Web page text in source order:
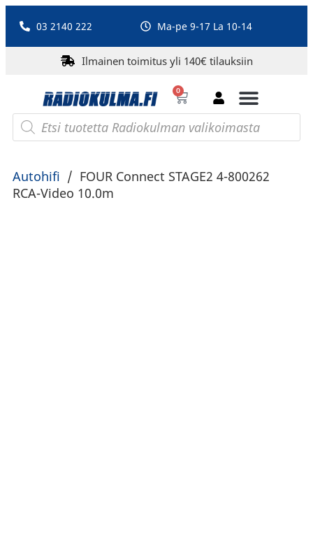
03 2140 222 Ma-pe 9-17 La 10-14
Ilmainen toimitus yli 140€ tilauksiin
0
Autohifi / FOUR Connect STAGE2 4-800262
RCA-Video 10.0m